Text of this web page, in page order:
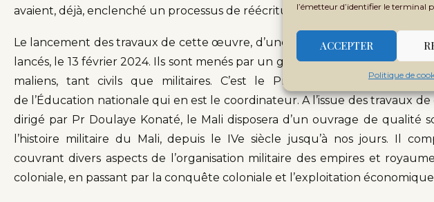
l’émetteur d’identifier le terminal
ACCEPTER
Politique de
avaient, déjà, enclenché un processus de réécriture de l’histoire militaire du
Le lancement des travaux de cette œuvre, d’une durée d’une année,
lancés, le 13 février 2024. Ils sont menés par un groupe d’experts composé
maliens, tant civils que militaires. C’est le Pr Doulaye Konaté,
de l’Éducation nationale qui en est le coordinateur. A l’issue des travaux
dirigé par Pr Doulaye Konaté, le Mali disposera d’un ouvrage de qualité
l’histoire militaire du Mali, depuis le IVe siècle jusqu’à nos jours. Il
couvrant divers aspects de l’organisation militaire des empires et
coloniale, en passant par la conquête coloniale et l’exploitation